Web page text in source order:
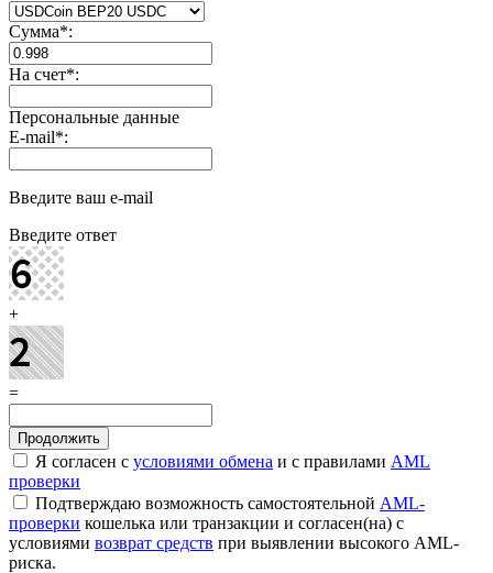
Сумма*:
На счет*:
Персональные данные
E-mail*:
Введите ваш e-mail
Введите ответ
+
=
Я согласен с условиями обмена и с правилами AML
проверки
Подтверждаю возможность самостоятельной AML-
проверки кошелька или транзакции и согласен(на) с
условиями возврат средств при выявлении высокого AML-
риска.